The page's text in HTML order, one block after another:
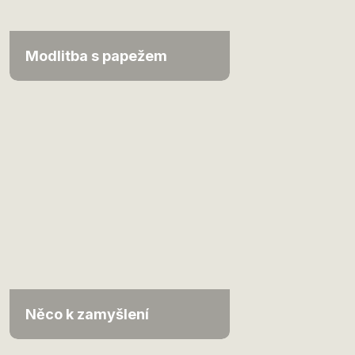
Modlitba s papežem
Něco k zamyšlení